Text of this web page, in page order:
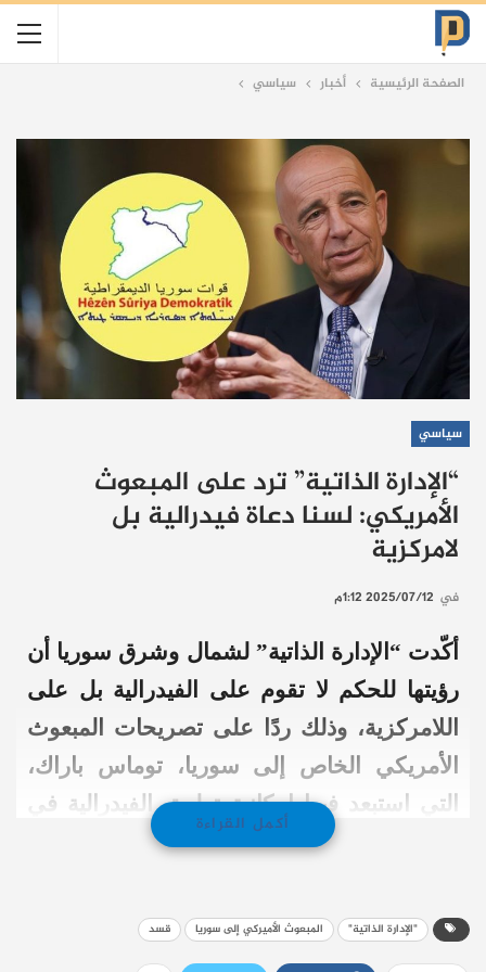
الصفحة الرئيسية أخبار سياسي
سياسي
“الإدارة الذاتية” ترد على المبعوث
الأمريكي: لسنا دعاة فيدرالية بل
لامركزية
في 2025/07/12 1:12م
أكّدت “الإدارة الذاتية” لشمال وشرق سوريا أن
رؤيتها للحكم لا تقوم على الفيدرالية بل على
اللامركزية، وذلك ردًا على تصريحات المبعوث
الأمريكي الخاص إلى سوريا، توماس باراك،
التي استبعد فيها إمكانية تطبيق الفيدرالية في
سوريا. جاء هذا التوضيح على لسان رياض درار،
الديمقراطية” (مسد).
أكمل القراءة
"الإدارة الذاتية" المبعوث الأميركي إلى سوريا قسد